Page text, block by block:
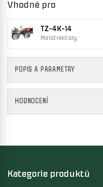
Vhodné pro
TZ-4K-14
Malotraktory
POPIS A PARAMETRY
HODNOCENÍ
Kategorie produktů